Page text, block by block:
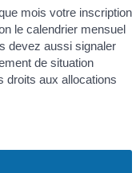
mois votre inscription
le calendrier mensuel
devez aussi signaler
de situation
droits aux allocations